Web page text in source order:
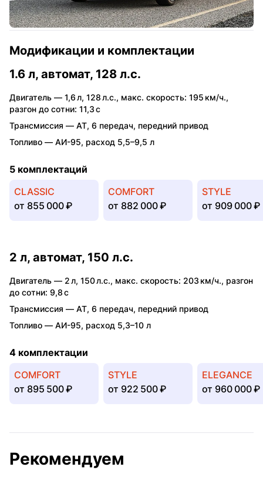
Модификации и комплектации
1.6 л, автомат, 128 л.с.
Двигатель — 1,6 л, 128 л.с., макс. скорость: 195 км/ч.,
разгон до сотни: 11,3 с
Трансмиссия — AT, 6 передач, передний привод
Топливо — АИ-95, расход 5,5–9,5 л
5 комплектаций
CLASSIC
от 855 000 ₽
COMFORT
от 882 000 ₽
STYLE
от 909 000 ₽
2 л, автомат, 150 л.с.
Двигатель — 2 л, 150 л.с., макс. скорость: 203 км/ч., разгон
до сотни: 9,8 с
Трансмиссия — AT, 6 передач, передний привод
Топливо — АИ-95, расход 5,3–10 л
4 комплектации
COMFORT
от 895 500 ₽
STYLE
от 922 500 ₽
ELEGANCE
от 960 000 ₽
Рекомендуем